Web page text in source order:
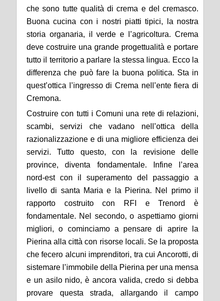
che sono tutte qualità di crema e del cremasco.
Buona cucina con i nostri piatti tipici, la nostra
storia organaria, il verde e l’agricoltura. Crema
deve costruire una grande progettualità e portare
tutto il territorio a parlare la stessa lingua. Ecco la
differenza che può fare la buona politica. Sta in
quest’ottica l’ingresso di Crema nell’ente fiera di
Cremona.
Costruire con tutti i Comuni una rete di relazioni,
scambi, servizi che vadano nell’ottica della
razionalizzazione e di una migliore efficienza dei
servizi. Tutto questo, con la revisione delle
province, diventa fondamentale. Infine l’area
nord-est con il superamento del passaggio a
livello di santa Maria e la Pierina. Nel primo il
rapporto costruito con RFI e Trenord è
fondamentale. Nel secondo, o aspettiamo giorni
migliori, o cominciamo a pensare di aprire la
Pierina alla città con risorse locali. Se la proposta
che fecero alcuni imprenditori, tra cui Ancorotti, di
sistemare l’immobile della Pierina per una mensa
e un asilo nido, è ancora valida, credo si debba
provare questa strada, allargando il campo